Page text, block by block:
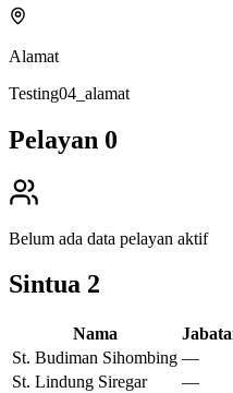
Alamat
Testing04_alamat
Pelayan 0
Belum ada data pelayan aktif
Sintua 2
Nama
St. Budiman Sihombing —
St. Lindung Siregar
—